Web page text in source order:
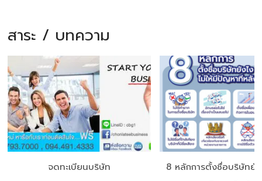
สาระ / บทความ
จดทะเบียนบริษัท
8 หลักการตั้งชื่อบริษัทยัง